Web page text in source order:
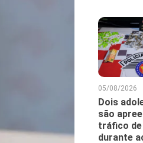
05/08/2026
Dois
são
tráfico
durante